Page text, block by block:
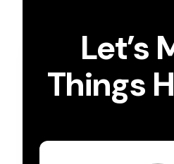
Let’s
Things